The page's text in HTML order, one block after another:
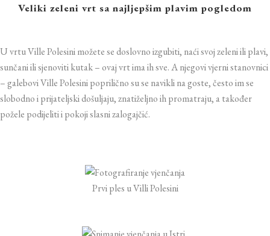
Veliki zeleni vrt sa najljepšim plavim pogledom
U vrtu Ville Polesini možete se doslovno izgubiti, naći svoj zeleni ili plavi,
sunčani ili sjenoviti kutak – ovaj vrt ima ih sve. A njegovi vjerni stanovnici
– galebovi Ville Polesini poprilično su se navikli na goste, često im se
slobodno i prijateljski došuljaju, znatiželjno ih promatraju, a također
požele podijeliti i pokoji slasni zalogajčić.
Prvi ples u Villi Polesini